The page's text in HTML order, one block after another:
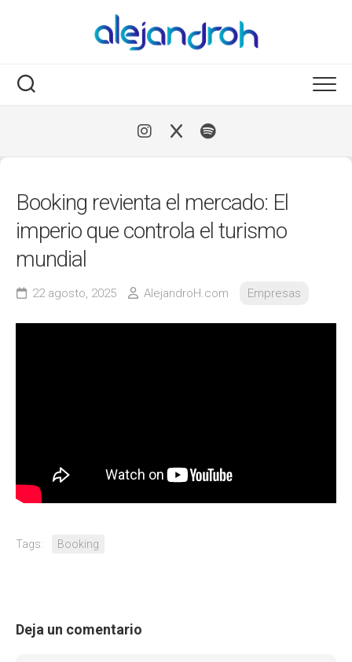
Booking revienta el mercado: El
imperio que controla el turismo
mundial
22 agosto, 2025 AlejandroH.com Empresas
Tags: Booking
Deja un comentario